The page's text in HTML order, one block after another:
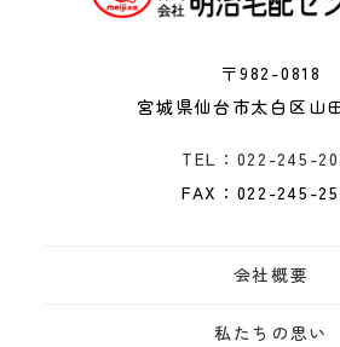
〒982-0818
宮城県仙台市太白区山
TEL：022-245-
FAX：022-245-
会社概要
私たちの思い